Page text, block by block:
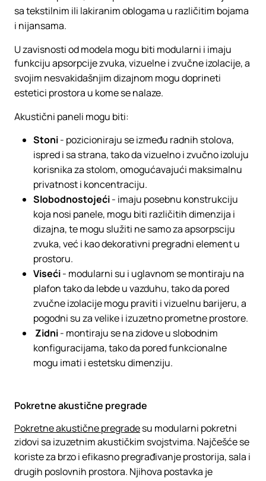
sa tekstilnim ili lakiranim oblogama u različitim bojama
i nijansama.
U zavisnosti od modela mogu biti modularni i imaju
funkciju apsorpcije zvuka, vizuelne i zvučne izolacije, a
svojim nesvakidašnjim dizajnom mogu doprineti
estetici prostora u kome se nalaze.
Akustični paneli mogu biti:
Stoni- pozicioniraju se između radnih stolova,
ispred i sa strana, tako da vizuelno i zvučno izoluju
korisnika za stolom, omogućavajući maksimalnu
privatnost i koncentraciju.
Slobodnostojeći- imaju posebnu konstrukciju
koja nosi panele, mogu biti različitih dimenzija i
dizajna, te mogu služiti ne samo za apsorpsciju
zvuka, već i kao dekorativni pregradni element u
prostoru.
Viseći- modularni su i uglavnom se montiraju na
plafon tako da lebde u vazduhu, tako da pored
zvučne izolacije mogu praviti i vizuelnu barijeru, a
pogodni su za velike i izuzetno prometne prostore.
Zidni- montiraju se na zidove u slobodnim
konfiguracijama, tako da pored funkcionalne
mogu imati i estetsku dimenziju.
Pokretne akustične pregrade
Pokretne akustične pregradesu modularni pokretni
zidovi sa izuzetnim akustičkim svojstvima. Najčešće se
koriste za brzo i efikasno pregrađivanje prostorija, sala i
drugih poslovnih prostora. Njihova postavka je